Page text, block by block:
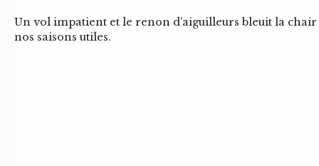
Un vol impatient et le renon d’aiguilleurs bleuit la chair
nos saisons utiles.